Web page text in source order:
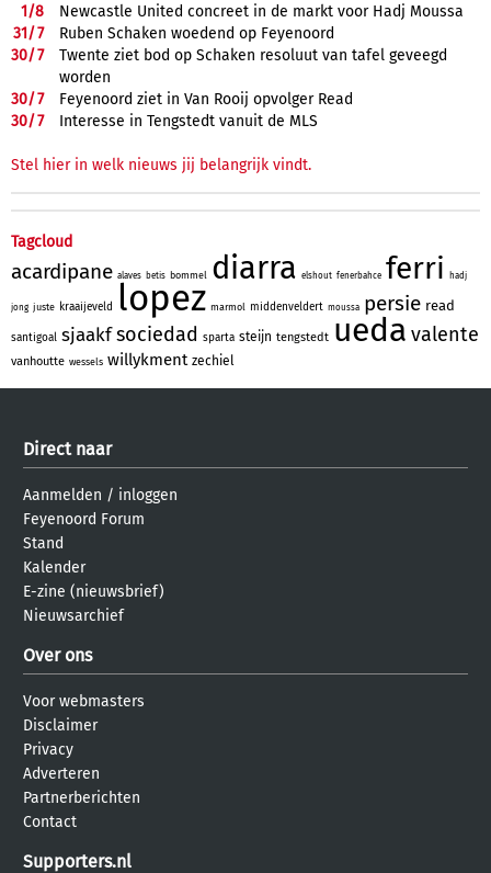
1/8
Newcastle United concreet in de markt voor Hadj Moussa
31/7
Ruben Schaken woedend op Feyenoord
30/7
Twente ziet bod op Schaken resoluut van tafel geveegd
worden
30/7
Feyenoord ziet in Van Rooij opvolger Read
30/7 Interesse in Tengstedt vanuit de MLS
Stel hier in welk nieuws jij belangrijk vindt.
Tagcloud
acardipane alaves betis bommel diarra elshout fenerbahce ferri hadj
jong juste kraaijeveld lopez marmol middenveldert moussa persie read
santigoal sjaakfsociedad sparta steijn tengstedt ueda valente
vanhoutte wessels willykment zechiel
Direct naar
Aanmelden / inloggen
Feyenoord Forum
Stand
Kalender
E-zine (nieuwsbrief)
Nieuwsarchief
Over ons
Voor webmasters
Disclaimer
Privacy
Adverteren
Partnerberichten
Contact
Supporters.nl